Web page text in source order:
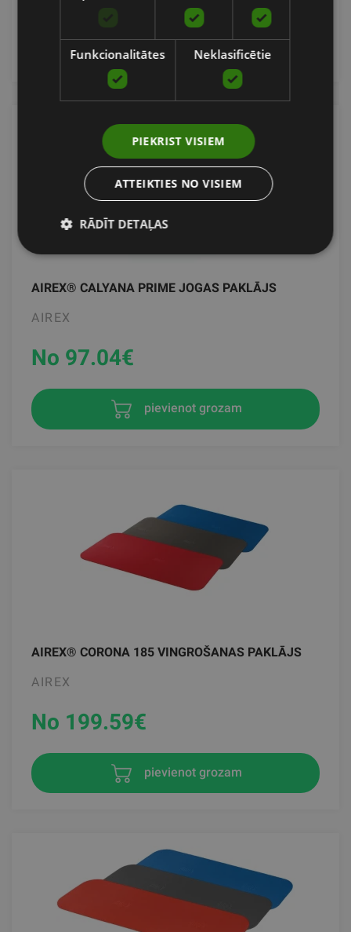
pievienot grozam
AIREX® CALYANA PRIME JOGAS PAKLĀJS
AIREX
No 97.04€
pievienot grozam
AIREX® CORONA 185 VINGROŠANAS PAKLĀJS
AIREX
No 199.59€
pievienot grozam
Funkcionalitātes Neklasificētie
PIEKRIST VISIEM
ATTEIKTIES NO VISIEM
RĀDĪT DETAĻAS